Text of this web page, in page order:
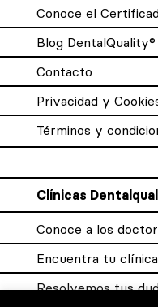
Conoce el
Blog DentalQuality®
Contacto
Privacidad y
Términos y
Clínicas
Conoce a los
Encuentra tu clínica
Resolvemos tus